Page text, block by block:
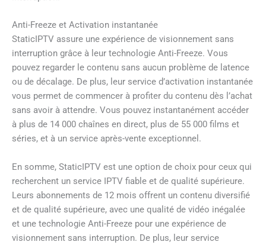
Anti-Freeze et Activation instantanée
StaticIPTV assure une expérience de visionnement sans
interruption grâce à leur technologie Anti-Freeze. Vous
pouvez regarder le contenu sans aucun problème de latence
ou de décalage. De plus, leur service d’activation instantanée
vous permet de commencer à profiter du contenu dès l’achat
sans avoir à attendre. Vous pouvez instantanément accéder
à plus de 14 000 chaînes en direct, plus de 55 000 films et
séries, et à un service après-vente exceptionnel.
En somme, StaticIPTV est une option de choix pour ceux qui
recherchent un service IPTV fiable et de qualité supérieure.
Leurs abonnements de 12 mois offrent un contenu diversifié
et de qualité supérieure, avec une qualité de vidéo inégalée
et une technologie Anti-Freeze pour une expérience de
visionnement sans interruption. De plus, leur service